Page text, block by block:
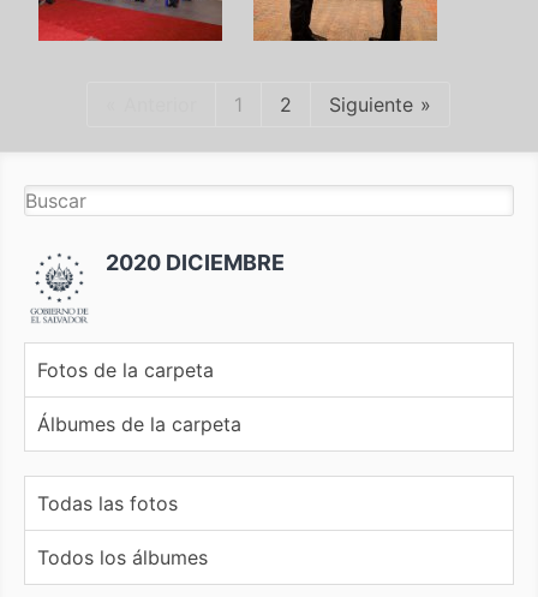
1 2 Siguiente
2020 DICIEMBRE
Fotos de la carpeta
Álbumes de la carpeta
Todas las fotos
Todos los álbumes